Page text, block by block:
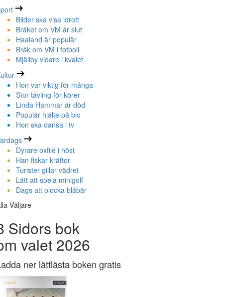
Bilder ska visa idrott
Bråket om VM är slut
Haaland är populär
Bråk om VM i fotboll
Mjällby vidare i kvalet
Hon var viktig för många
Stor tävling för körer
Linda Hammar är död
Populär hjälte på bio
Hon ska dansa i tv
Dyrare oxfilé i höst
Han fiskar kräftor
Turister gillar vädret
Lätt att spela minigolf
Dags att plocka blåbär
Väljare
Sidors bok
valet 2026
ner lättlästa boken gratis